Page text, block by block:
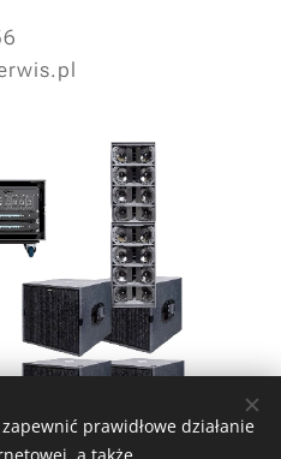
prawidłowe działanie